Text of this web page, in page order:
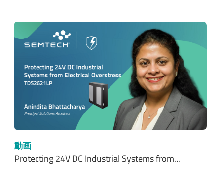
動画
Protecting 24V DC Industrial Systems from…